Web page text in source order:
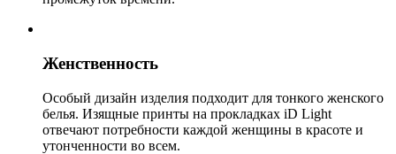
Женственность
Особый дизайн изделия подходит для тонкого женского
белья. Изящные принты на прокладках iD Light
отвечают потребности каждой женщины в красоте и
утонченности во всем.